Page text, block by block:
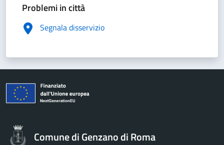
Problemi in città
Segnala disservizio
Comune di Genzano di Roma